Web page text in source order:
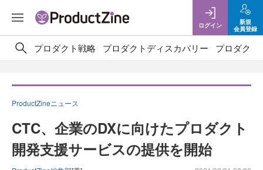
ログイン
新規
会員登録
プロダクト戦略 プロダクトディスカバリー プロダクト
ProductZineニュース
CTC、企業のDXに向けたプロダクト
開発支援サービスの提供を開始